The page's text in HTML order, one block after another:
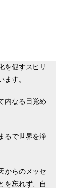
を促すスピリ
す。
内なる目覚め
るで世界を浄
からのメッセ
を忘れず、自